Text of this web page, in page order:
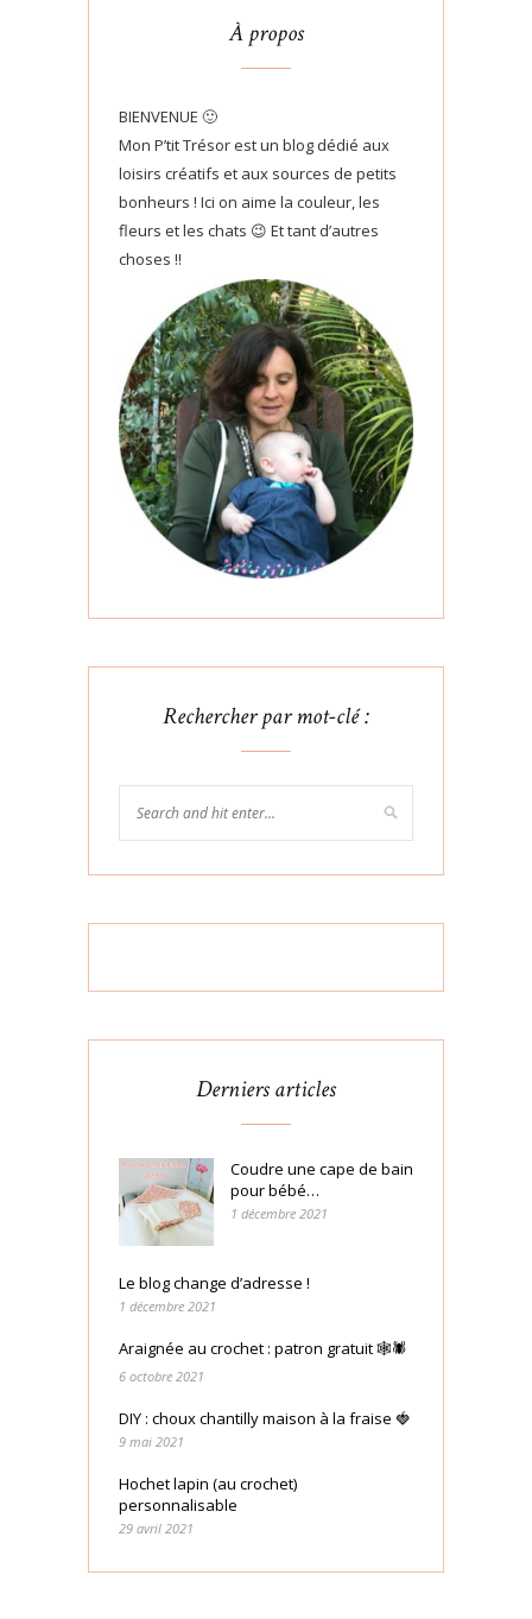
À propos
BIENVENUE 🙂
Mon P’tit Trésor est un blog dédié aux
loisirs créatifs et aux sources de petits
bonheurs ! Ici on aime la couleur, les
fleurs et les chats 😉 Et tant d’autres
choses !!
Rechercher par mot-clé :
Derniers articles
Coudre une cape de bain
pour bébé…
1 décembre 2021
Le blog change d’adresse !
1 décembre 2021
Araignée au crochet : patron gratuit 🕸🕷
6 octobre 2021
DIY : choux chantilly maison à la fraise 🍓
9 mai 2021
Hochet lapin (au crochet)
personnalisable
29 avril 2021